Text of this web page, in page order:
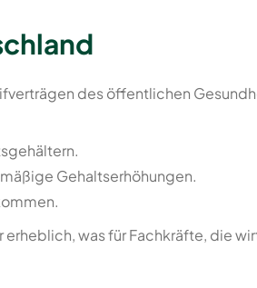
des öffentlichen
Gehaltserhöhungen.
was für Fachkräfte, die